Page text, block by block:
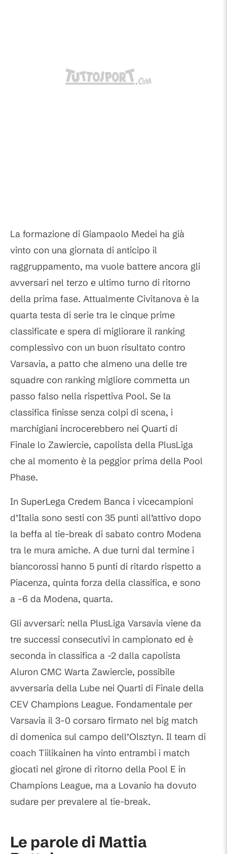
La formazione di Giampaolo Medei ha già
vinto con una giornata di anticipo il
raggruppamento, ma vuole battere ancora gli
avversari nel terzo e ultimo turno di ritorno
della prima fase. Attualmente Civitanova è la
quarta testa di serie tra le cinque prime
classificate e spera di migliorare il ranking
complessivo con un buon risultato contro
Varsavia, a patto che almeno una delle tre
squadre con ranking migliore commetta un
passo falso nella rispettiva Pool. Se la
classifica finisse senza colpi di scena, i
marchigiani incrocerebbero nei Quarti di
Finale lo Zawiercie, capolista della PlusLiga
che al momento è la peggior prima della Pool
Phase.
In SuperLega Credem Banca i vicecampioni
d’Italia sono sesti con 35 punti all’attivo dopo
la beffa al tie-break di sabato contro Modena
tra le mura amiche. A due turni dal termine i
biancorossi hanno 5 punti di ritardo rispetto a
Piacenza, quinta forza della classifica, e sono
a -6 da Modena, quarta.
Gli avversari: nella PlusLiga Varsavia viene da
tre successi consecutivi in campionato ed è
seconda in classifica a -2 dalla capolista
Aluron CMC Warta Zawiercie, possibile
avversaria della Lube nei Quarti di Finale della
CEV Champions League. Fondamentale per
Varsavia il 3-0 corsaro firmato nel big match
di domenica sul campo dell’Olsztyn. Il team di
coach Tiilikainen ha vinto entrambi i match
giocati nel girone di ritorno della Pool E in
Champions League, ma a Lovanio ha dovuto
sudare per prevalere al tie-break.
Le parole di Mattia